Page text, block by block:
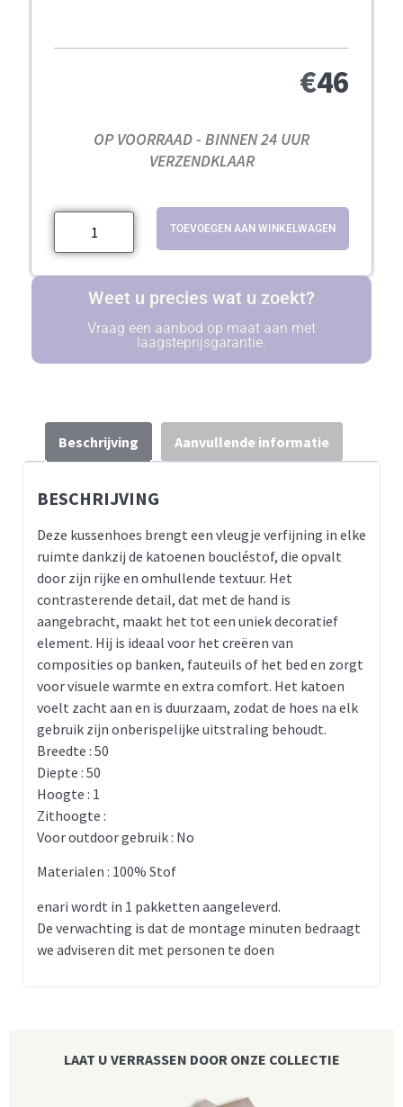
€46
OP VOORRAAD - BINNEN 24 UUR
VERZENDKLAAR
TOEVOEGEN AAN WINKELWAGEN
Weet u precies wat u zoekt?
Vraag een aanbod op maat aan met
laagsteprijsgarantie.
Beschrijving Aanvullende informatie
BESCHRIJVING
Deze kussenhoes brengt een vleugje verfijning in elke
ruimte dankzij de katoenen boucléstof, die opvalt
door zijn rijke en omhullende textuur. Het
contrasterende detail, dat met de hand is
aangebracht, maakt het tot een uniek decoratief
element. Hij is ideaal voor het creëren van
composities op banken, fauteuils of het bed en zorgt
voor visuele warmte en extra comfort. Het katoen
voelt zacht aan en is duurzaam, zodat de hoes na elk
gebruik zijn onberispelijke uitstraling behoudt.
Breedte : 50
Diepte : 50
Hoogte : 1
Zithoogte :
Voor outdoor gebruik : No
Materialen : 100% Stof
enari wordt in 1 pakketten aangeleverd.
De verwachting is dat de montage minuten bedraagt
we adviseren dit met personen te doen
LAAT U VERRASSEN DOOR ONZE COLLECTIE